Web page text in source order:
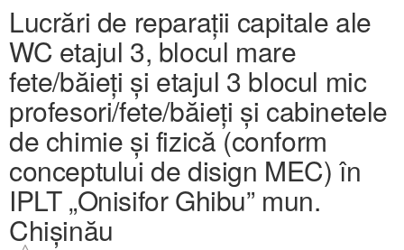
Lucrări de reparații capitale ale
WC etajul 3, blocul mare
fete/băieți și etajul 3 blocul mic
profesori/fete/băieți și cabinetele
de chimie și fizică (conform
conceptului de disign MEC) în
IPLT „Onisifor Ghibu” mun.
Chișinău